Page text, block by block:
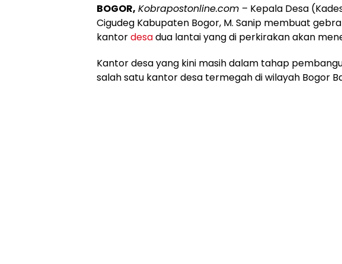
BOGOR, Kobrapostonline.com – Kepala Desa
Cigudeg Kabupaten Bogor, M. Sanip membuat
kantordesadua lantai yang di perkirakan akan
Kantor desa yang kini masih dalam tahap
salah satu kantor desa termegah di wilayah Bogor